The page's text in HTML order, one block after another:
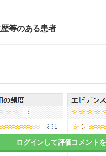
等のある患者
も考慮する。また間欠的
量低下又は停止，あるいは
ログインして評価コメント